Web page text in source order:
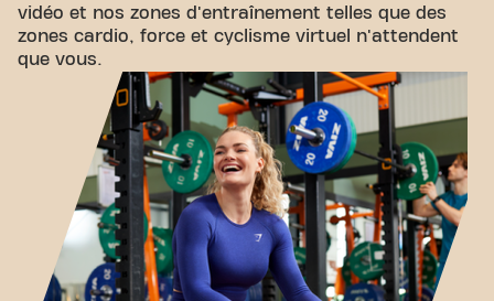
vidéo et nos zones d'entraînement telles que des
zones cardio, force et cyclisme virtuel n'attendent
que vous.